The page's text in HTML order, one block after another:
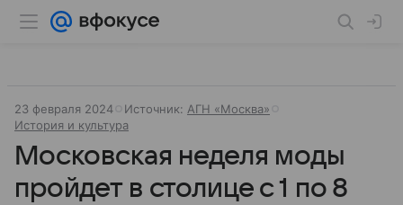
23 февраля 2024 Источник: АГН «Москва»
История и культура
Московская неделя моды
пройдет в столице с 1 по 8